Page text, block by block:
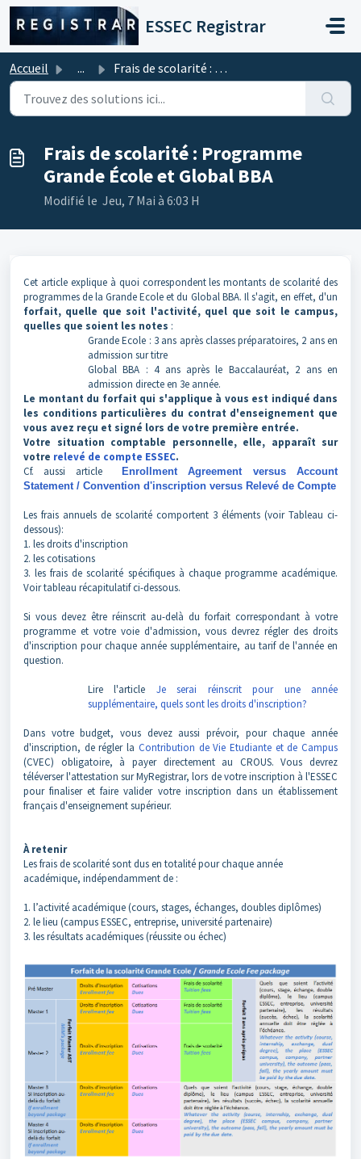
Passer au contenu principal
ESSEC Registrar
Accueil ... Frais de scolarité : Programme Grande École et Global BBA
Frais de scolarité : Programme
Grande École et Global BBA
Modifié le Jeu, 7 Mai à 6:03 H
Cet article explique à quoi correspondent les montants de scolarité des
programmes de la Grande Ecole et du Global BBA. Il s'agit, en effet, d'un
forfait, quelle que soit l'activité, quel que soit le campus,
quelles que soient les notes :
Grande Ecole : 3 ans après classes préparatoires, 2 ans en
admission sur titre
Global BBA : 4 ans après le Baccalauréat, 2 ans en
admission directe en 3e année.
Le montant du forfait qui s'applique à vous est indiqué dans
les conditions particulières du contrat d'enseignement que
vous avez reçu et signé lors de votre première entrée.
Votre situation comptable personnelle, elle, apparaît sur
votre relevé de compte ESSEC.
Cf. aussi article
Enrollment Agreement versus Account
Statement / Convention d'inscription versus Relevé de Compte
Les frais annuels de scolarité comportent 3 éléments (voir Tableau ci-
dessous):
1. les droits d'inscription
2. les cotisations
3. les frais de scolarité spécifiques à chaque programme académique.
Voir tableau récapitulatif ci-dessous.
Si vous devez être réinscrit au-delà du forfait correspondant à votre
programme et votre voie d'admission, vous devrez régler des droits
d'inscription pour chaque année supplémentaire, au tarif de l'année en
question.
Lire l'article Je serai réinscrit pour une année
supplémentaire, quels sont les droits d'inscription?
Dans votre budget, vous devez aussi prévoir, pour chaque année
d'inscription, de régler la Contribution de Vie Etudiante et de Campus
(CVEC) obligatoire, à payer directement au CROUS. Vous devrez
téléverser l'attestation sur MyRegistrar, lors de votre inscription à l'ESSEC
pour finaliser et faire valider votre inscription dans un établissement
français d'enseignement supérieur.
À retenir
Les frais de scolarité sont dus en totalité pour chaque année
académique, indépendamment de :
1. l’activité académique (cours, stages, échanges, doubles diplômes)
2. le lieu (campus ESSEC, entreprise, université partenaire)
3. les résultats académiques (réussite ou échec)